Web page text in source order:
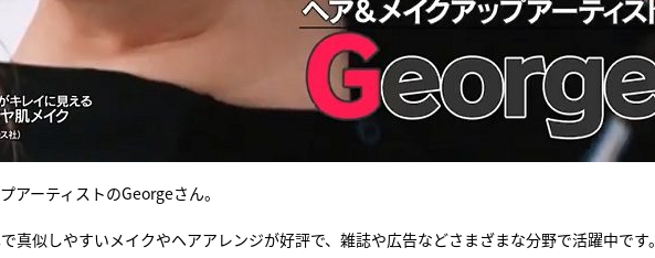
アーティストのGeorgeさん。
真似しやすいメイクやヘアアレンジが好評で、雑誌や広告などさまざまな分野で活躍中です。